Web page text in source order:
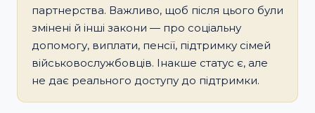
партнерства. Важливо, щоб після цього були
змінені й інші закони — про соціальну
допомогу, виплати, пенсії, підтримку сімей
військовослужбовців. Інакше статус є, але
не дає реального доступу до підтримки.